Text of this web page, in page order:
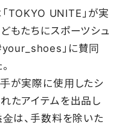
TOKYO UNITE」が実
もたちにスポーツシュ
」に賛同
が実際に使用したシ
たアイテムを出品し
金は、手数料を除いた